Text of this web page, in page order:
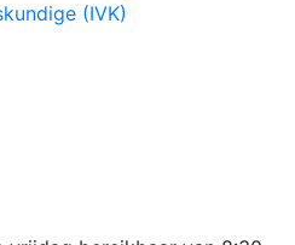
(IVK)